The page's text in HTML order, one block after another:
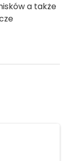
a także